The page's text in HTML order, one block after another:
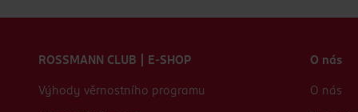
ROSSMANN CLUB | E-SHOP
Výhody věrnostního programu
O nás
O nás